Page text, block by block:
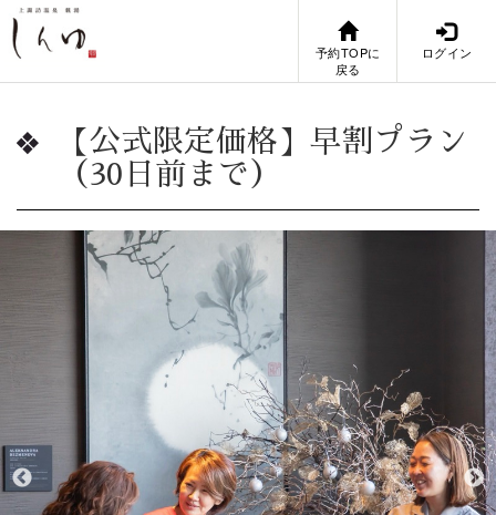
予約TOPに
戻る
ログイン
【公式限定価格】早割プラン
（30日前まで）